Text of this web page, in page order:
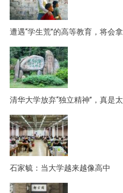
遭遇“学生荒”的高等教育，将会
清华大学放弃“独立精神”，真是
石家毓：当大学越来越像高中